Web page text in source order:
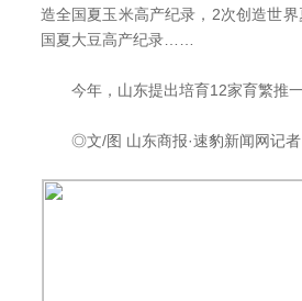
造全国夏玉米高产纪录，2次创造世
国夏大豆高产纪录……
今年，山东提出培育12家育繁推一
◎文/图 山东商报·速豹新闻网记者